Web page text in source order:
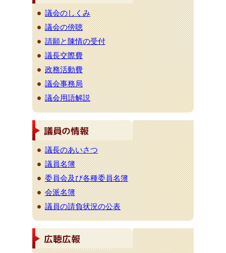
議会のしくみ
議会の傍聴
請願と陳情の受付
議長交際費
政務活動費
議会事務局
議会用語解説
議長のあいさつ
議員名簿
委員会及び各種委員名簿
会派名簿
議員の請負状況の公表